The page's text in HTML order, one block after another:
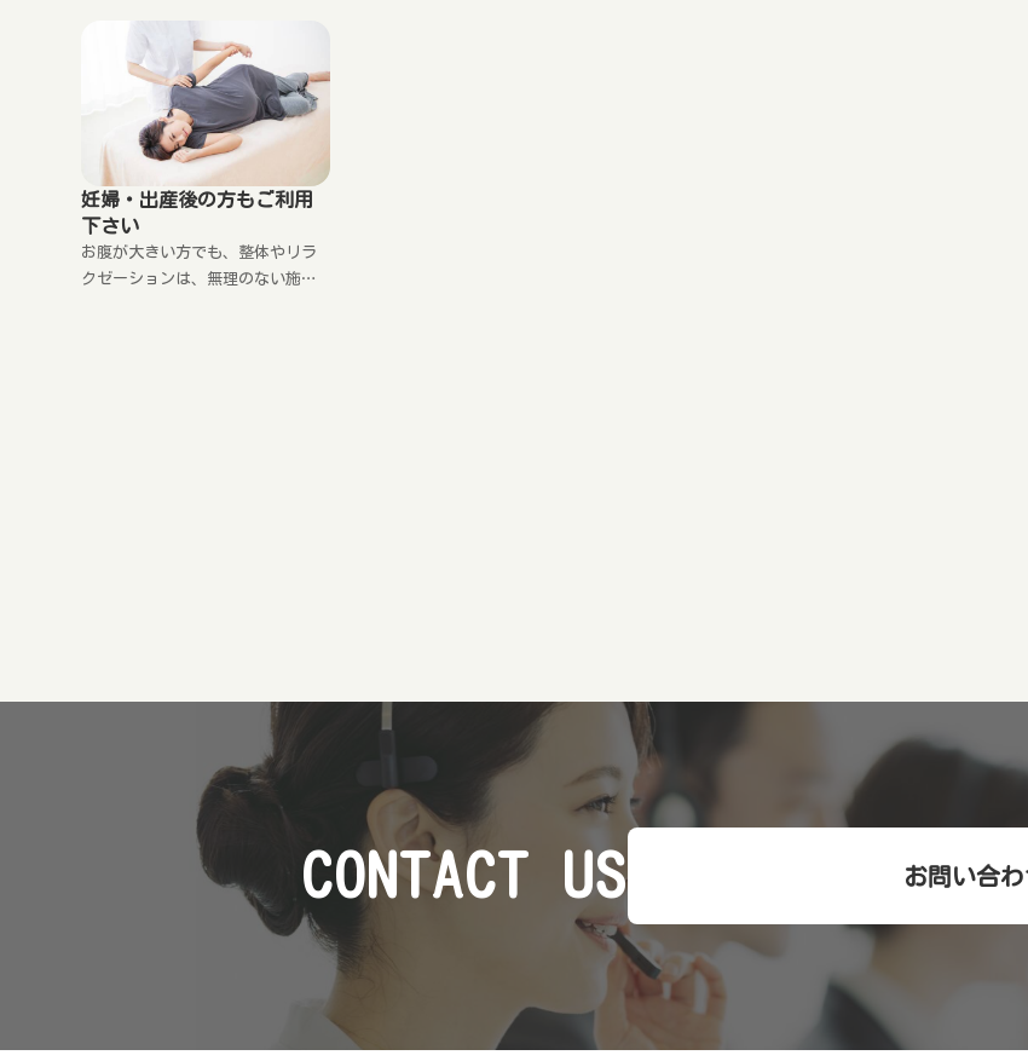
そうしないと、思いもよらないと
ころで動かなくなるのです。
妊婦・出産後の方もご利用
下さい
お腹が大きい方でも、整体やリラ
クゼーションは、無理のない施術
CONTACT US お問い合